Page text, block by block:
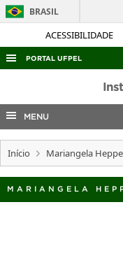
ACESSIBILIDADE
BRASIL
PORTAL UFPEL
ACESSO À INFORMAÇÃO
AUDITORIA
COBALTO
CONCURSOS
EDITAIS
INTERNACIONAL
MENU
Início Mariangela
MARIANGELA